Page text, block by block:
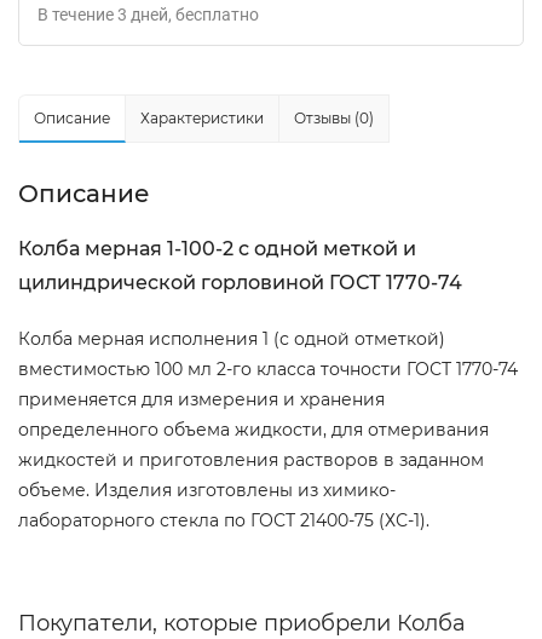
В течение3 дней Бесплатно
Описание Характеристики Отзывы (0)
Описание
Колба мерная 1-100-2 с одной меткой и
цилиндрической горловиной ГОСТ 1770-74
Колба мерная исполнения 1 (с одной отметкой)
вместимостью 100 мл 2-го класса точности ГОСТ 1770-74
применяется для измерения и хранения
определенного объема жидкости, для отмеривания
жидкостей и приготовления растворов в заданном
объеме. Изделия изготовлены из химико-
лабораторного стекла по ГОСТ 21400-75 (ХС-1).
Покупатели, которые приобрели Колба